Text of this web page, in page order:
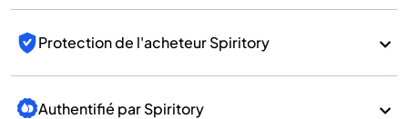
Protection de l'acheteur Spiritory
Authentifié par Spiritory